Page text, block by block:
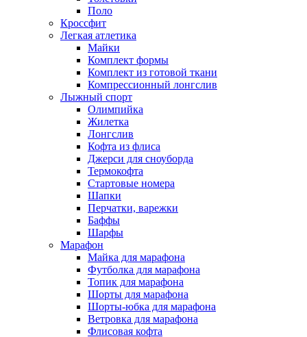
Поло
Кроссфит
Легкая атлетика
Майки
Комплект формы
Комплект из готовой ткани
Компрессионный лонгслив
Лыжный спорт
Олимпийка
Жилетка
Лонгслив
Кофта из флиса
Джерси для сноуборда
Термокофта
Стартовые номера
Шапки
Перчатки, варежки
Баффы
Шарфы
Марафон
Майка для марафона
Футболка для марафона
Топик для марафона
Шорты для марафона
Шорты-юбка для марафона
Ветровка для марафона
Флисовая кофта